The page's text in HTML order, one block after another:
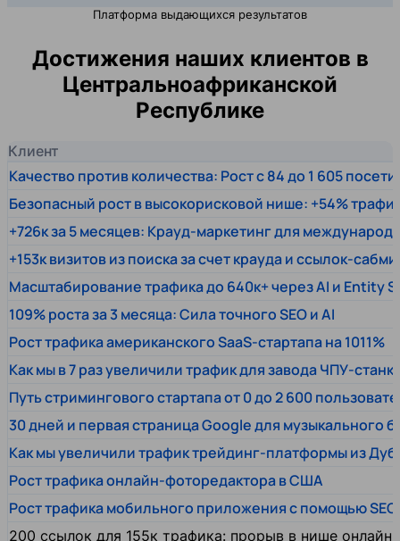
Платформа выдающихся результатов
Достижения наших клиентов в
Центральноафриканской
Республике
Клиент
Качество против количества: Рост с 84 до 1 605
Безопасный рост в высокорисковой нише: +54%
+726к за 5 месяцев: Крауд-маркетинг для
+153к визитов из поиска за счет крауда и ссылок-
Масштабирование трафика до 640к+ через AI и Entity
109% роста за 3 месяца: Сила точного SEO и AI
Рост трафика американского SaaS-стартапа на 1011%
Как мы в 7 раз увеличили трафик для завода ЧПУ-
Путь стримингового стартапа от 0 до 2 600
30 дней и первая страница Google для музыкального
Как мы увеличили трафик трейдинг-платформы из
Рост трафика онлайн-фоторедактора в США
Рост трафика мобильного приложения с помощью SEO
200 ссылок для 155к трафика: прорыв в нише